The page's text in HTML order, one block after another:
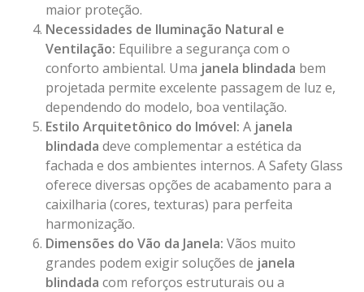
maior proteção.
Necessidades de Iluminação Natural e
Ventilação: Equilibre a segurança com o
conforto ambiental. Uma janela blindada bem
projetada permite excelente passagem de luz e,
dependendo do modelo, boa ventilação.
Estilo Arquitetônico do Imóvel: A janela
blindada deve complementar a estética da
fachada e dos ambientes internos. A Safety Glass
oferece diversas opções de acabamento para a
caixilharia (cores, texturas) para perfeita
harmonização.
Dimensões do Vão da Janela: Vãos muito
grandes podem exigir soluções de janela
blindada com reforços estruturais ou a